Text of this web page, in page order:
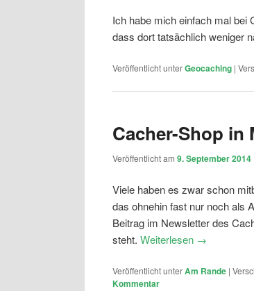
Ich habe mich einfach mal bei
dass dort tatsächlich weniger
Veröffentlicht unterGeocaching |
Cacher-Shop in
Veröffentlicht am 9. September 2014
Viele haben es zwar schon
das ohnehin fast nur noch als
Beitrag im Newsletter des
steht. Weiterlesen →
Veröffentlicht unterAm Rande |
Kommentar